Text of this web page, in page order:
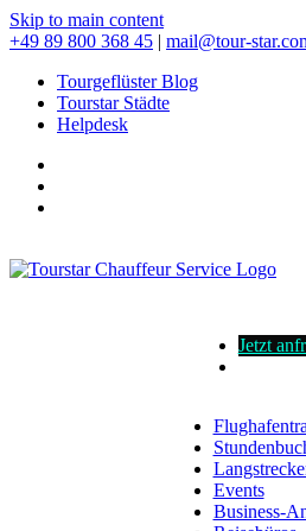
Skip to main content
+49 89 800 368 45 | mail@tour-
Tourgeflüster Blog
Tourstar Städte
Helpdesk
Events
Business-
Jetzt